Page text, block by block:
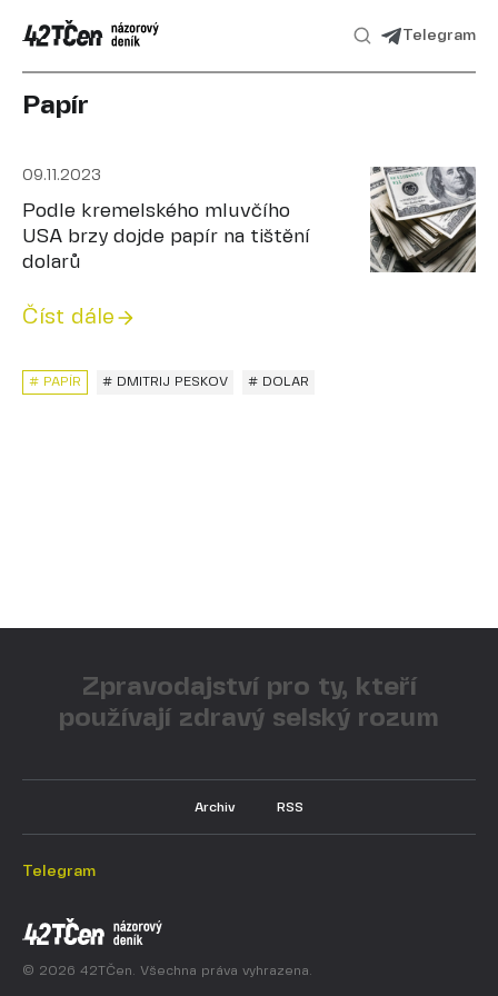
Telegram
Papír
09.11.2023
Podle kremelského mluvčího
USA brzy dojde papír na tištění
dolarů
Číst dále
# DMITRIJ PESKOV # DOLAR
# PAPÍR
Zpravodajství pro ty, kteří
používají zdravý selský rozum
Archiv RSS
© 2026 42TČen. Všechna práva vyhrazena.
Telegram